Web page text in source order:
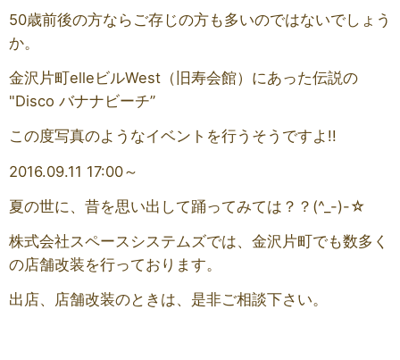
50歳前後の方ならご存じの方も多いのではないでしょう
か。
金沢片町elleビルWest（旧寿会館）にあった伝説の
"Disco バナナビーチ”
この度写真のようなイベントを行うそうですよ!!
2016.09.11 17:00～
夏の世に、昔を思い出して踊ってみては？？(^_-)-☆
株式会社スペースシステムズでは、金沢片町でも数多く
の店舗改装を行っております。
出店、店舗改装のときは、是非ご相談下さい。